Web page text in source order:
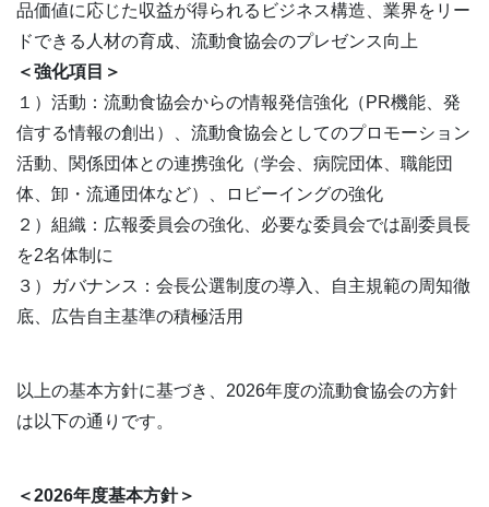
品価値に応じた収益が得られるビジネス構造、業界をリー
ドできる人材の育成、流動食協会のプレゼンス向上
＜強化項目＞
１）活動：流動食協会からの情報発信強化（PR機能、発
信する情報の創出）、流動食協会としてのプロモーション
活動、関係団体との連携強化（学会、病院団体、職能団
体、卸・流通団体など）、ロビーイングの強化
２）組織：広報委員会の強化、必要な委員会では副委員長
を2名体制に
３）ガバナンス：会長公選制度の導入、自主規範の周知徹
底、広告自主基準の積極活用
以上の基本方針に基づき、2026年度の流動食協会の方針
は以下の通りです。
＜2026年度基本方針＞